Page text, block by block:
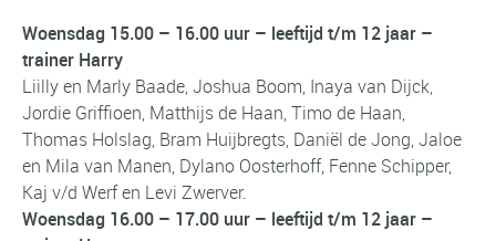
Woensdag 15.00 – 16.00 uur – leeftijd t/m 12 jaar –
trainer Harry
Liilly en Marly Baade, Joshua Boom, Inaya van Dijck,
Jordie Griffioen, Matthijs de Haan, Timo de Haan,
Thomas Holslag, Bram Huijbregts, Daniël de Jong, Jaloe
en Mila van Manen, Dylano Oosterhoff, Fenne Schipper,
Kaj v/d Werf en Levi Zwerver.
Woensdag 16.00 – 17.00 uur – leeftijd t/m 12 jaar –